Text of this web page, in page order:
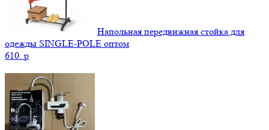
Напольная передвижная стойка для
одежды SINGLE-POLE оптом
610. p